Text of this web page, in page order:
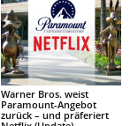
Warner Bros. weist
Paramount-Angebot
zurück – und präferiert